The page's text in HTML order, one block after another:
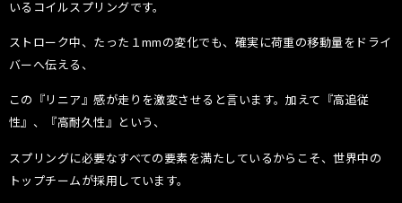
いるコイルスプリングです。
ストローク中、たった１mmの変化でも、確実に荷重の移動量をドライ
バーへ伝える、
この『リニア』感が走りを激変させると言います。加えて『高追従
性』、『高耐久性』という、
スプリングに必要なすべての要素を満たしているからこそ、世界中の
トップチームが採用しています。